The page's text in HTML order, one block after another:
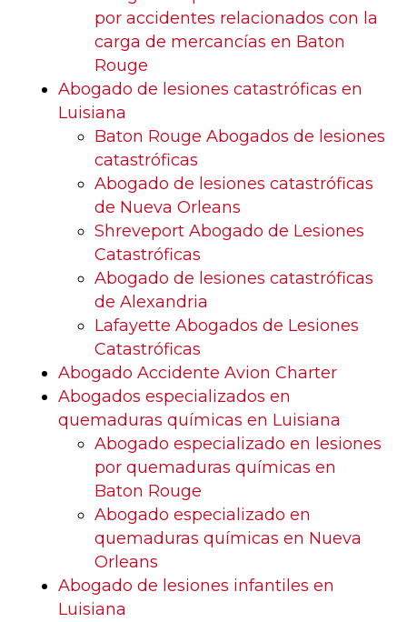
por accidentes relacionados con la
carga de mercancías en Baton
Rouge
Abogado de lesiones catastróficas en
Luisiana
Baton Rouge Abogados de lesiones
catastróficas
Abogado de lesiones catastróficas
de Nueva Orleans
Shreveport Abogado de Lesiones
Catastróficas
Abogado de lesiones catastróficas
de Alexandria
Lafayette Abogados de Lesiones
Catastróficas
Abogado Accidente Avion Charter
Abogados especializados en
quemaduras químicas en Luisiana
Abogado especializado en lesiones
por quemaduras químicas en
Baton Rouge
Abogado especializado en
quemaduras químicas en Nueva
Orleans
Abogado de lesiones infantiles en
Luisiana